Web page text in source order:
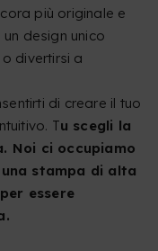
più originale e
design unico
divertirsi a
di creare il tuo
Tu scegli la
Noi ci occupiamo
stampa di alta
essere